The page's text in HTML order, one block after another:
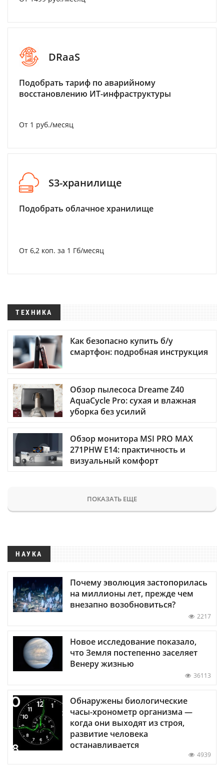
DRaaS
Подобрать тариф по аварийному
восстановлению ИТ-инфраструктуры
От 1 руб./месяц
S3-хранилище
Подобрать облачное хранилище
От 6,2 коп. за 1 Гб/месяц
ТЕХНИКА
Как безопасно купить б/у
смартфон: подробная инструкция
Обзор пылесоса Dreame Z40
AquaCycle Pro: сухая и влажная
уборка без усилий
Обзор монитора MSI PRO MAX
271PHW E14: практичность и
визуальный комфорт
ПОКАЗАТЬ ЕЩЕ
НАУКА
Почему эволюция застопорилась
на миллионы лет, прежде чем
внезапно возобновиться?
2217
Новое исследование показало,
что Земля постепенно заселяет
Венеру жизнью
36113
Обнаружены биологические
часы-хронометр организма —
когда они выходят из строя,
развитие человека
останавливается
4939